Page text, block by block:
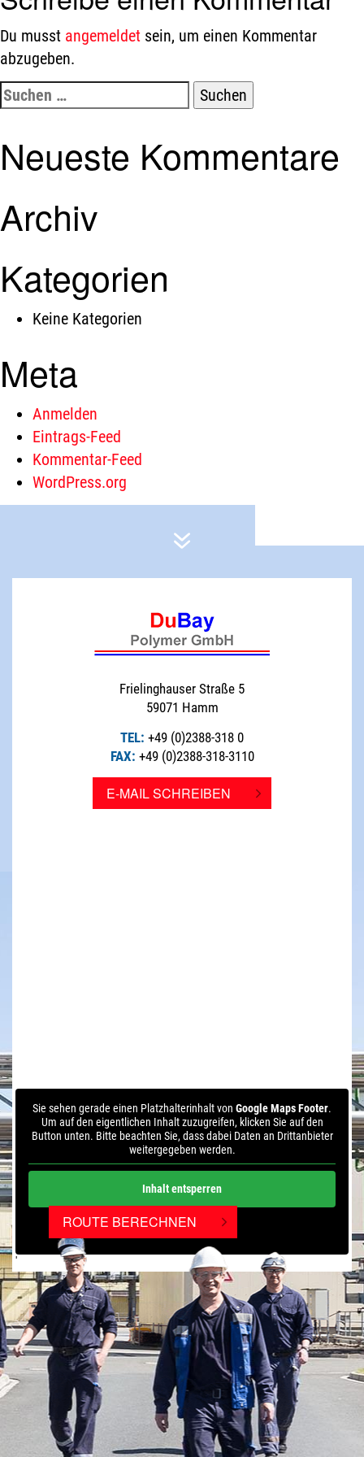
Du musst angemeldet sein, um einen Kommentar
abzugeben.
Suchen
nach:
Neueste Kommentare
Archiv
Kategorien
Keine Kategorien
Meta
Anmelden
Eintrags-Feed
Kommentar-Feed
WordPress.org
Frielinghauser Straße 5
59071 Hamm
TEL: +49 (0)2388-318 0
FAX: +49 (0)2388-318-3110
E-MAIL SCHREIBEN
Sie sehen gerade einen Platzhalterinhalt von Google Maps Footer.
Um auf den eigentlichen Inhalt zuzugreifen, klicken Sie auf den
Button unten. Bitte beachten Sie, dass dabei Daten an Drittanbieter
weitergegeben werden.
Inhalt entsperren
Weitere Informationen
'
ROUTE BERECHNEN